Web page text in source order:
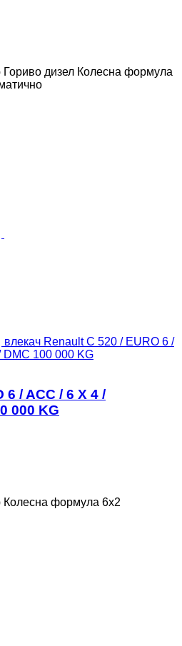
Гориво дизел Колесна формула
влекач Renault C 520 / EURO 6 /
100 000 KG
6 / ACC / 6 X 4 /
000 KG
Колесна формула 6x2